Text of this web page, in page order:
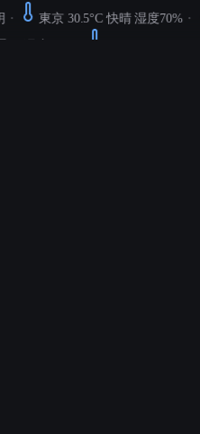
東京 30.5°C 快晴 湿度70%・